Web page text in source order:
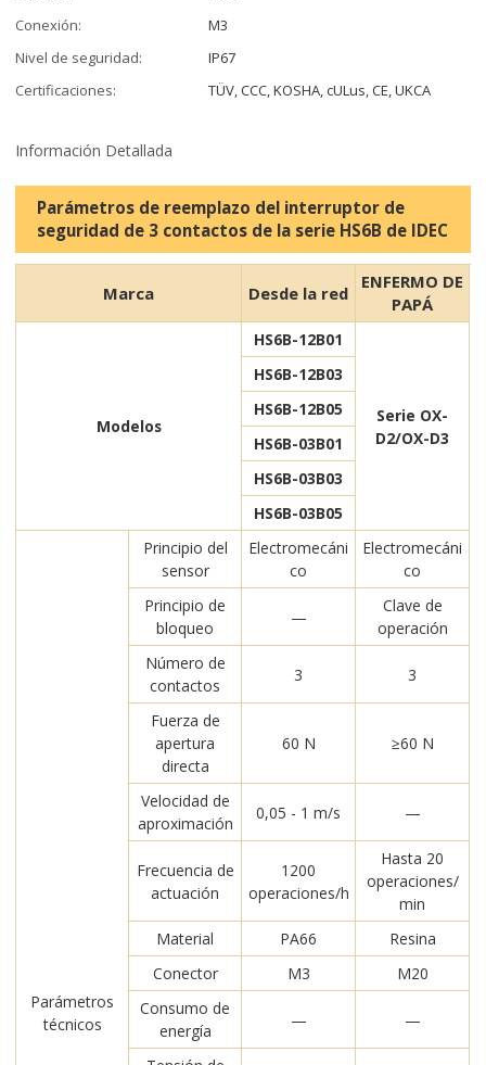
Conexión:
M3
Nivel de seguridad:
IP67
Certificaciones:
TÜV, CCC, KOSHA, cULus, CE, UKCA
Información Detallada
Parámetros de reemplazo del interruptor de
seguridad de 3 contactos de la serie HS6B de IDEC
Marca Desde la red
ENFERMO DE
PAPÁ
Modelos
HS6B-12B01
Serie OX-
D2/OX-D3
HS6B-12B03
HS6B-12B05
HS6B-03B01
HS6B-03B03
HS6B-03B05
Parámetros
técnicos
Principio del
sensor
Electromecáni
co
Electromecáni
co
Principio de
bloqueo
—
Clave de
operación
Número de
contactos
3 3
Fuerza de
apertura
directa
60 N ≥60 N
Velocidad de
aproximación
0,05 - 1 m/s —
Frecuencia de
actuación
1200
operaciones/h
Hasta 20
operaciones/
min
Material
PA66
Resina
Conector
M3
M20
Consumo de
energía
— —